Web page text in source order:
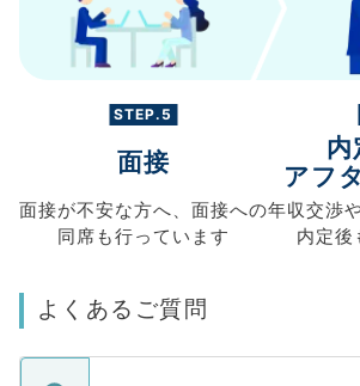
STEP.5
面接
面接が不安な方へ、 面接への
同席も行っています
内
アフ
年収交渉
内定後
よくあるご質問